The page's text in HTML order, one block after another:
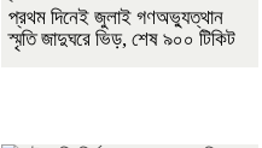
প্রথম দিনেই জুলাই গণঅভ্যুত্থান
স্মৃতি জাদুঘরে ভিড়, শেষ ৯০০ টিকিট